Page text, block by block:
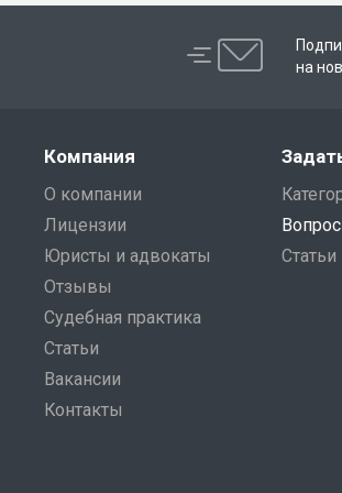
на
Компания
О компании
Лицензии
Юристы и адвокаты
Отзывы
Судебная практика
Статьи
Вакансии
Контакты
Статьи